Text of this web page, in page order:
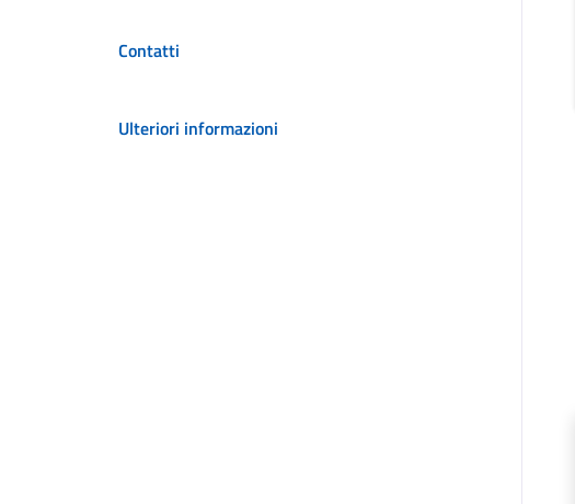
Contatti
Ulteriori informazioni